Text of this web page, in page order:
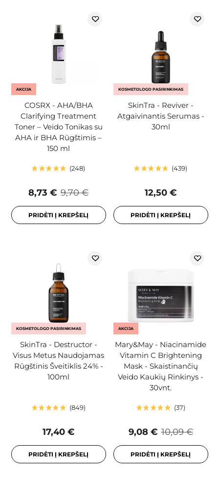
AKCIJA
COSRX - AHA/BHA
Clarifying Treatment
Toner – Veido Tonikas su
AHA ir BHA Rūgštimis –
150 ml
248
9,70 €
8,73 €
PRIDĖTI Į KREPŠELĮ
KOSMETOLOGO PASIRINKIMAS
SkinTra - Reviver -
Atgaivinantis Serumas -
30ml
439
12,50 €
PRIDĖTI Į KREPŠELĮ
KOSMETOLOGO PASIRINKIMAS
SkinTra - Destructor -
Visus Metus Naudojamas
Rūgštinis Šveitiklis 24% -
100ml
849
17,40 €
PRIDĖTI Į KREPŠELĮ
AKCIJA
Mary&May - Niacinamide
Vitamin C Brightening
Mask - Skaistinančių
Veido Kaukių Rinkinys -
30vnt.
37
10,09 €
9,08 €
PRIDĖTI Į KREPŠELĮ